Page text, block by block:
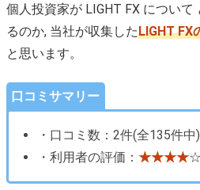
個人投資家が LIGHT FX につい
るのか, 当社が収集したLIGHT FX
と思います。
口コミサマリー
・口コミ数：2件(全135件中)
・利用者の評価： ★★★★